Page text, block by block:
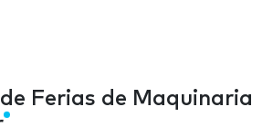
Ferias de Maquinaria